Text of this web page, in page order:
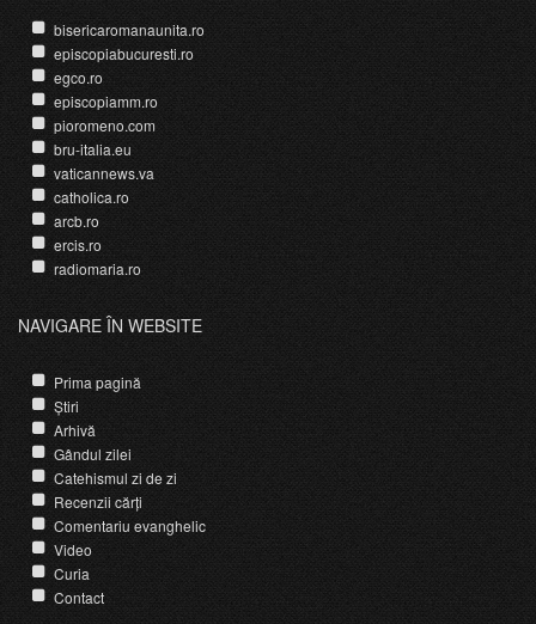
bisericaromanaunita.ro
episcopiabucuresti.ro
egco.ro
episcopiamm.ro
pioromeno.com
bru-italia.eu
vaticannews.va
catholica.ro
arcb.ro
ercis.ro
radiomaria.ro
NAVIGARE ÎN WEBSITE
Prima pagină
Știri
Arhivă
Gândul zilei
Catehismul zi de zi
Recenzii cărți
Comentariu evanghelic
Video
Curia
Contact